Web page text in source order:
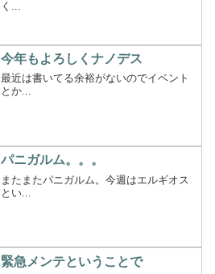
く...
今年もよろしくナノデス
最近は書いてる余裕がないのでイベント
とか...
パニガルム。。。
またまたパニガルム。今週はエルギオス
とい...
緊急メンテということで